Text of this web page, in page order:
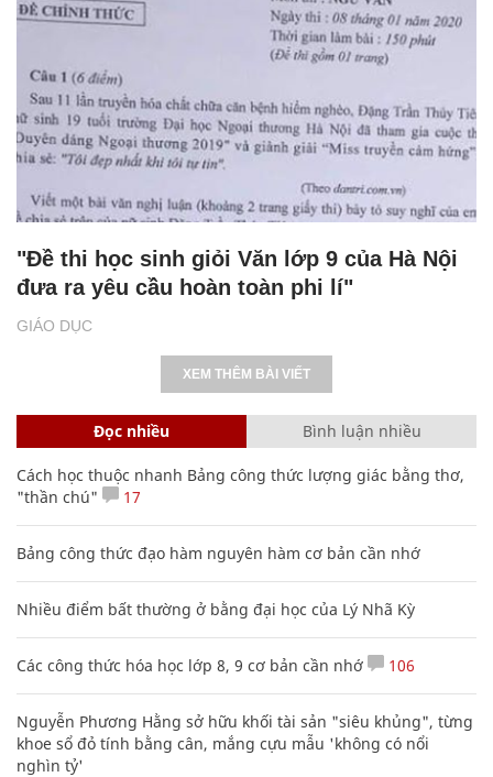
GIÁO DỤC
"Đề thi học sinh giỏi Văn lớp 9 của Hà Nội
đưa ra yêu cầu hoàn toàn phi lí"
XEM THÊM BÀI VIẾT
Đọc nhiều Bình luận nhiều
Cách học thuộc nhanh Bảng công thức lượng giác bằng thơ,
"thần chú"
17
Bảng công thức đạo hàm nguyên hàm cơ bản cần nhớ
Nhiều điểm bất thường ở bằng đại học của Lý Nhã Kỳ
Các công thức hóa học lớp 8, 9 cơ bản cần nhớ 106
Nguyễn Phương Hằng sở hữu khối tài sản "siêu khủng", từng
khoe sổ đỏ tính bằng cân, mắng cựu mẫu 'không có nổi
nghìn tỷ'